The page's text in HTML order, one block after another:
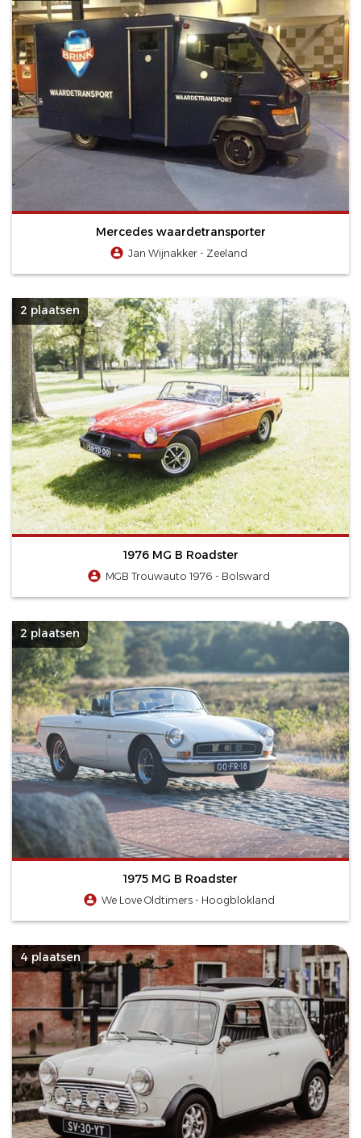
Mercedes waardetransporter
Jan Wijnakker - Zeeland
2 plaatsen
1976 MG B Roadster
MGB Trouwauto 1976 - Bolsward
2 plaatsen
1975 MG B Roadster
We Love Oldtimers - Hoogblokland
4 plaatsen